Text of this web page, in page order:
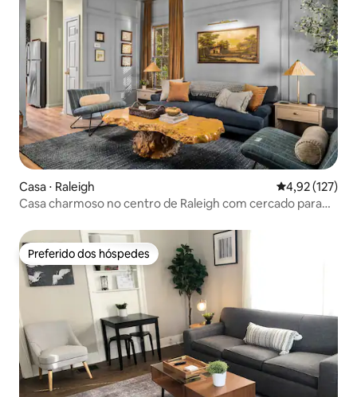
Casa ⋅ Raleigh 4,92 de uma
4,92 (127)
Casa charmoso no centro de Raleigh com cercado para
Preferido dos hóspedes
Preferido dos hóspedes